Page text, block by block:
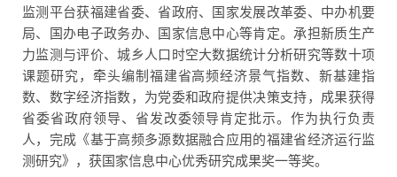
监测平台获福建省委、省政府、国家发展改革委、中办机要
局、国办电子政务办、国家信息中心等肯定。承担新质生产
力监测与评价、城乡人口时空大数据统计分析研究等数十项
课题研究，牵头编制福建省高频经济景气指数、新基建指
数、数字经济指数，为党委和政府提供决策支持，成果获得
省委省政府领导、省发改委领导肯定批示。作为执行负责
人，完成《基于高频多源数据融合应用的福建省经济运行监
测研究》，获国家信息中心优秀研究成果奖一等奖。